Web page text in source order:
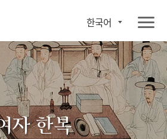
한국어
자 한복